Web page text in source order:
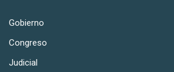
Gobierno
Congreso
Judicial